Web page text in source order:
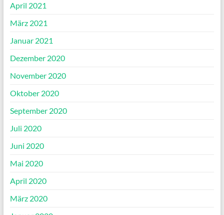
April 2021
März 2021
Januar 2021
Dezember 2020
November 2020
Oktober 2020
September 2020
Juli 2020
Juni 2020
Mai 2020
April 2020
März 2020